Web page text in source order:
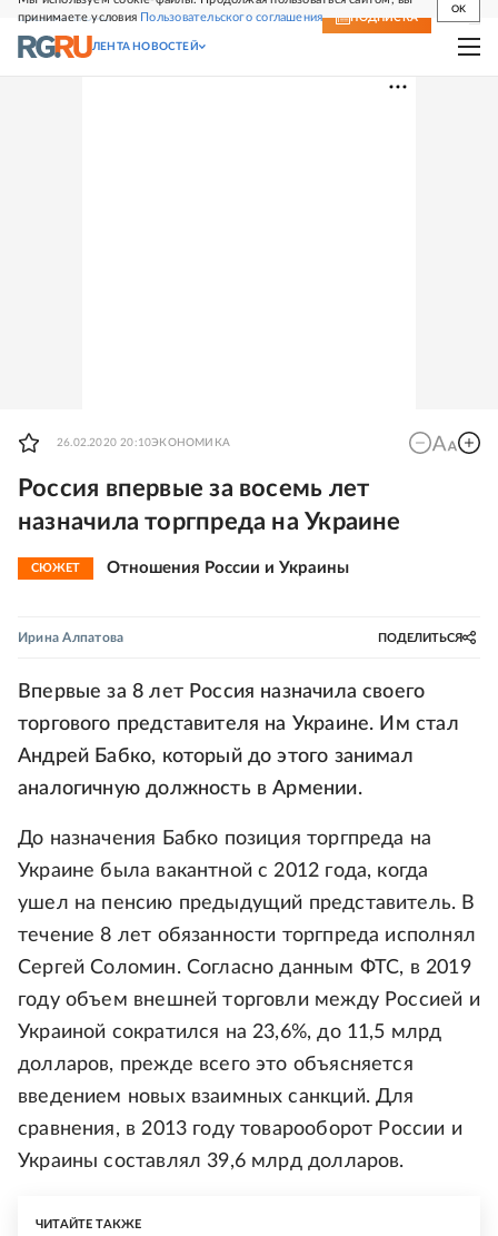
принимаете условия Пользовательского соглашения
OK
СВЕЖИЙ НОМЕР ПОДПИСКА
ЛЕНТА НОВОСТЕЙ
26.02.2020 20:10ЭКОНОМИКА
Россия впервые за восемь лет
назначила торгпреда на Украине
СЮЖЕТ Отношения России и Украины
Ирина Алпатова ПОДЕЛИТЬСЯ
Впервые за 8 лет Россия назначила своего
торгового представителя на Украине. Им стал
Андрей Бабко, который до этого занимал
аналогичную должность в Армении.
До назначения Бабко позиция торгпреда на
Украине была вакантной c 2012 года, когда
ушел на пенсию предыдущий представитель. В
течение 8 лет обязанности торгпреда исполнял
Сергей Соломин. Согласно данным ФТС, в 2019
году объем внешней торговли между Россией и
Украиной сократился на 23,6%, до 11,5 млрд
долларов, прежде всего это объясняется
введением новых взаимных санкций. Для
сравнения, в 2013 году товарооборот России и
Украины составлял 39,6 млрд долларов.
ЧИТАЙТЕ ТАКЖЕ